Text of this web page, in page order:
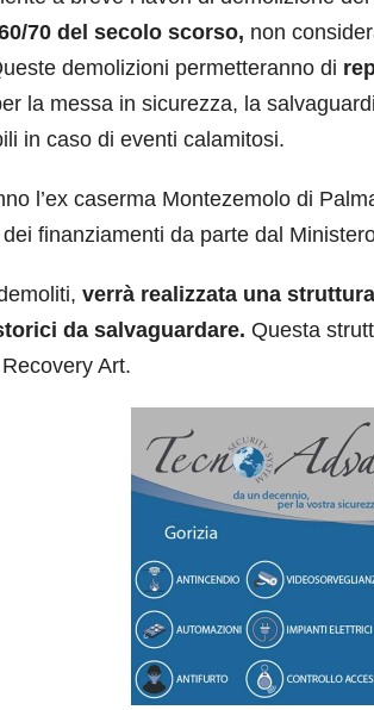
70 del secolo scorso, non
demolizioni permetteranno di
la messa in sicurezza, la
in caso di eventi calamitosi.
l’ex caserma Montezemolo di
finanziamenti da parte dal
verrà realizzata una
da salvaguardare. Questa
Art.